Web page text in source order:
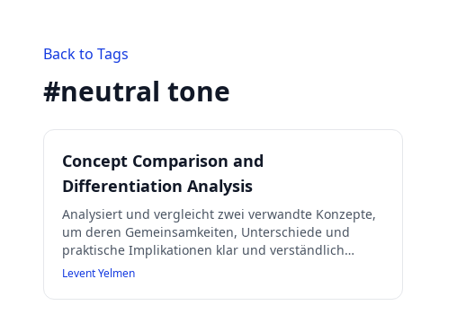
Back to Tags
#neutral tone
Concept Comparison and
Differentiation Analysis
Analysiert und vergleicht zwei verwandte Konzepte,
um deren Gemeinsamkeiten, Unterschiede und
praktische Implikationen klar und verständlich
darzustellen. Geeignet für allgemeine Leser ohne
Levent Yelmen